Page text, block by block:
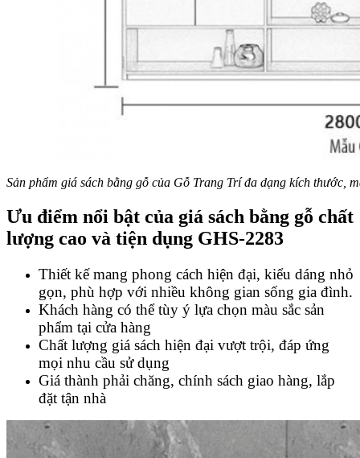
Sản phẩm giá sách bằng gỗ của Gỗ Trang Trí đa dạng kích thước,
Ưu điểm nổi bật của giá sách bằng gỗ chất
lượng cao và tiện dụng GHS-2283
Thiết kế mang phong cách hiện đại, kiểu dáng nhỏ
gọn, phù hợp với nhiều không gian sống gia đình.
Khách hàng có thể tùy ý lựa chọn màu sắc sản
phẩm tại cửa hàng
Chất lượng giá sách hiện đại vượt trội, đáp ứng
mọi nhu cầu sử dụng
Giá thành phải chăng, chính sách giao hàng, lắp
đặt tận nhà